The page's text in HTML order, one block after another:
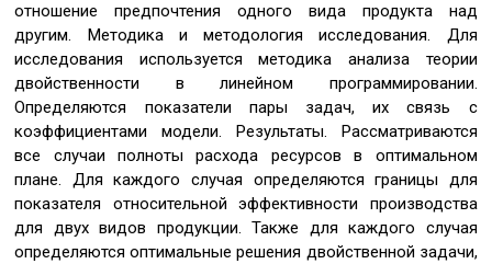
отношение предпочтения одного вида продукта над
другим. Методика и методология исследования. Для
исследования используется методика анализа теории
двойственности в линейном программировании.
Определяются показатели пары задач, их связь с
коэффициентами модели. Результаты. Рассматриваются
все случаи полноты расхода ресурсов в оптимальном
плане. Для каждого случая определяются границы для
показателя относительной эффективности производства
для двух видов продукции. Также для каждого случая
определяются оптимальные решения двойственной задачи,